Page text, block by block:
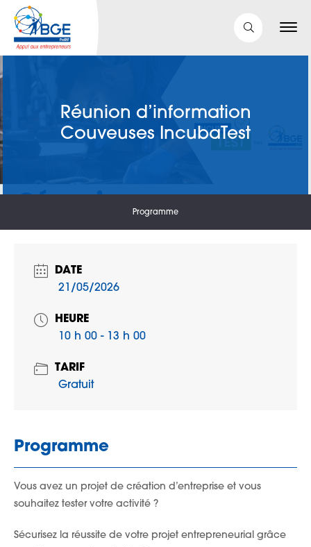
Réunion d’information
Couveuses IncubaTest
Programme
DATE
21/05/2026
HEURE
10 h 00 - 13 h 00
TARIF
Gratuit
Programme
Vous avez un projet de création d’entreprise et vous
souhaitez tester votre activité ?
Sécurisez la réussite de votre projet entrepreneurial grâce